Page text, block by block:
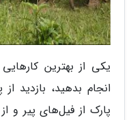
یکی از بهترین
انجام بدهید، بازدید
پارک از فیل‌های پیر و